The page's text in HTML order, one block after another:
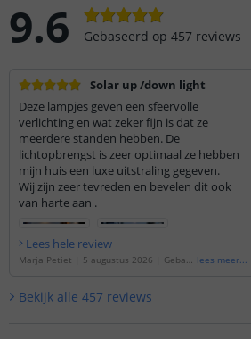
9.6 Gebaseerd op 457 reviews
Solar up /down light
Deze lampjes geven een sfeervolle
verlichting en wat zeker fijn is dat ze
meerdere standen hebben. De
lichtopbrengst is zeer optimaal ze hebben
mijn huis een luxe uitstraling gegeven.
Wij zijn zeer tevreden en bevelen dit ook
van harte aan .
Lees hele review
Marja Petiet | 5 augustus 2026 | Gebase
s'
lees meer...
Bekijk alle 457 reviews